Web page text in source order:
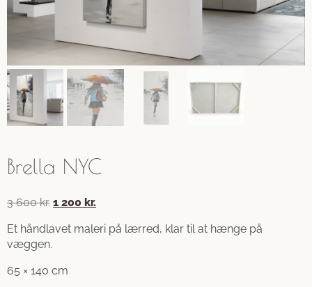
Brella NYC
3 600kr. Den
pris
600 kr..
1 200 kr.
pris
Et håndlavet maleri på lærred, klar til at hænge på
væggen.
65 × 140 cm